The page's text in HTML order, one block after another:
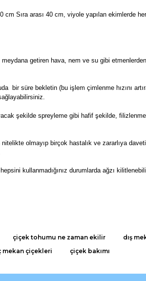
cm Sıra arası 40 cm, viyole yapılan ekimlerde
getiren hava, nem ve su gibi
bir süre bekletin (bu işlem çimlenme hızını
şekilde spreyleme gibi hafif şekilde,
olmayıp birçok hastalık ve zararlıya
kullanmadığınız durumlarda ağzı
Bu ürüne ilk yorumu siz yapın!
yetersiz gördüğünüz noktaları öneri
çiçek tohumu ne zaman ekilir dış
mekan çiçekleri çiçek bakımı